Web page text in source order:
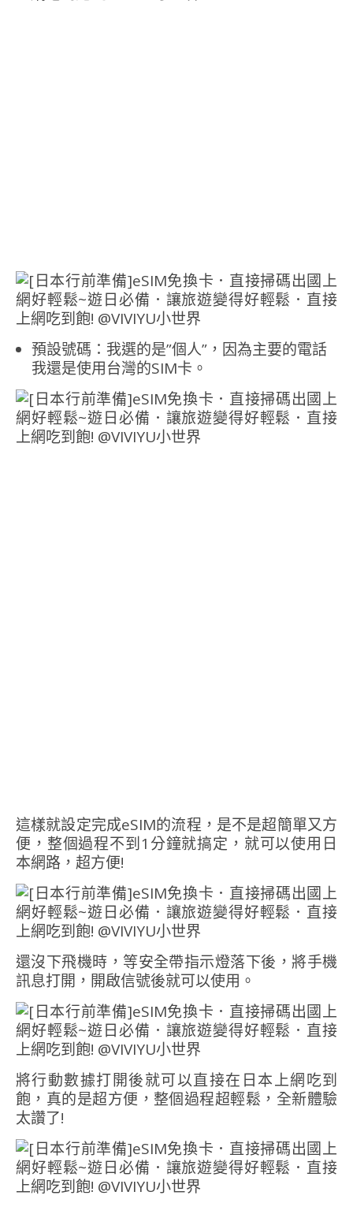
預設號碼：我選的是”個人”，因為主要的電話
我還是使用台灣的SIM卡。
這樣就設定完成eSIM的流程，是不是超簡單又方
便，整個過程不到1分鐘就搞定，就可以使用日
本網路，超方便!
還沒下飛機時，等安全帶指示燈落下後，將手機
訊息打開，開啟信號後就可以使用。
將行動數據打開後就可以直接在日本上網吃到
飽，真的是超方便，整個過程超輕鬆，全新體驗
太讚了!